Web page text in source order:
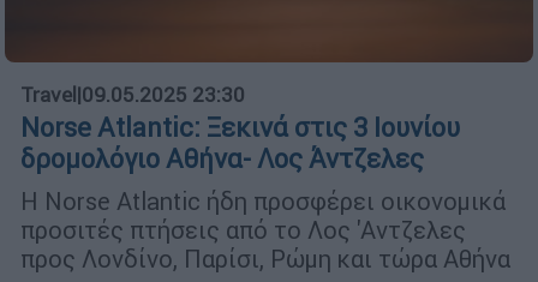
Travel |09.05.2025 23:30
Norse Atlantic: Ξεκινά στις 3 Ιουνίου
δρομολόγιο Αθήνα- Λος Άντζελες
Η Norse Atlantic ήδη προσφέρει οικονομικά
προσιτές πτήσεις από το Λος 'Αντζελες
προς Λονδίνο, Παρίσι, Ρώμη και τώρα Αθήνα